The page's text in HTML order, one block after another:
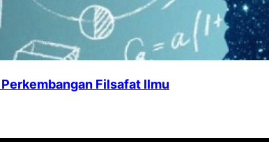
Filsafat Ilmu